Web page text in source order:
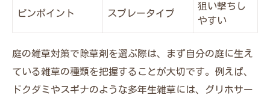
ピンポイント スプレータイプ
狙い撃ちし
やすい
庭の雑草対策で除草剤を選ぶ際は、まず自分の庭に生え
ている雑草の種類を把握することが大切です。例えば、
ドクダミやスギナのような多年生雑草には、グリホサー